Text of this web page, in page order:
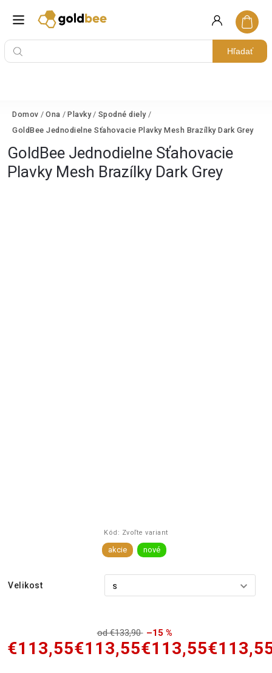
Hľadať
Domov / Ona / Plavky / Spodné diely /
GoldBee Jednodielne Sťahovacie Plavky Mesh Brazílky Dark Grey
GoldBee Jednodielne Sťahovacie
Plavky Mesh Brazílky Dark Grey
Kód: Zvoľte variant
akcie nové
Velikost
od €133,90 –15 %
€113,55€113,55€113,55